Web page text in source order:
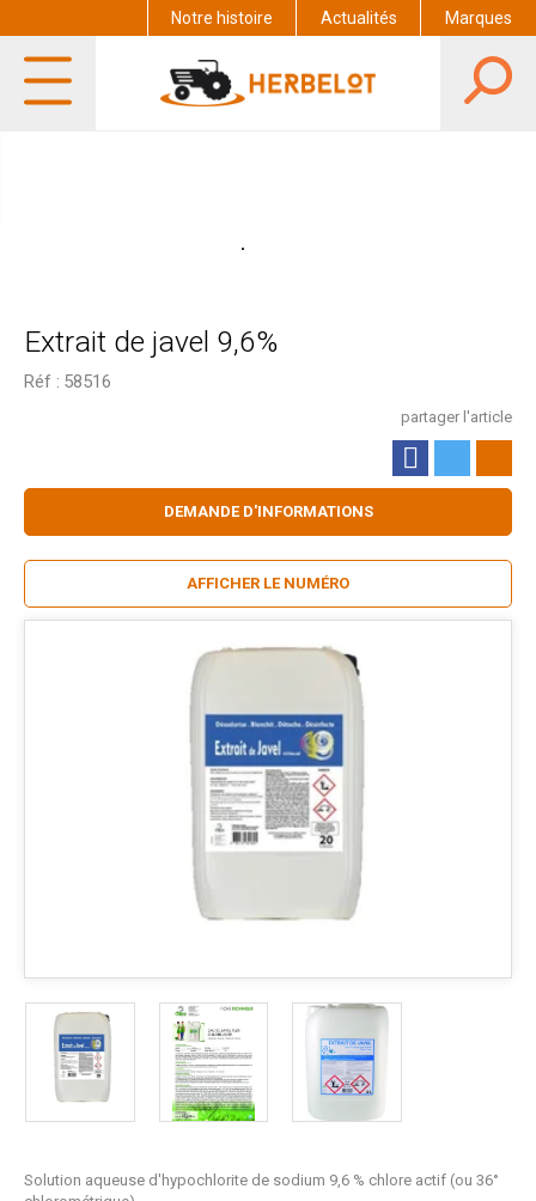
Notre histoire Actualités Marques
Extrait de javel 9,6%
Réf : 58516
partager l'article
Solution aqueuse d'hypochlorite de sodium 9,6 % chlore actif (ou 36°
DEMANDE D'INFORMATIONS
AFFICHER LE NUMÉRO